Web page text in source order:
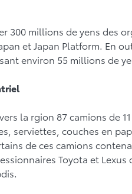
300 millions de yens des
et Japan Platform. En
environ 55 millions de
la rgion 87 camions de
serviettes, couches en
de ces camions
Toyota et